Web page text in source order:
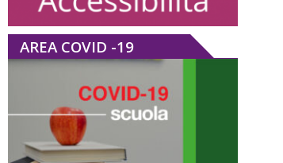
AREA COVID -19